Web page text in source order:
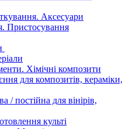
Аксесуари
Пристосування
Хімічні композити
для композитів, кераміки,
/ постійна для вінірів,
культі